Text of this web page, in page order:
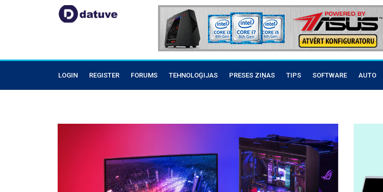
LOGIN REGISTER FORUMS TEHNOLOĢIJAS PRESES ZIŅAS TIPS SOFTWARE AUTO